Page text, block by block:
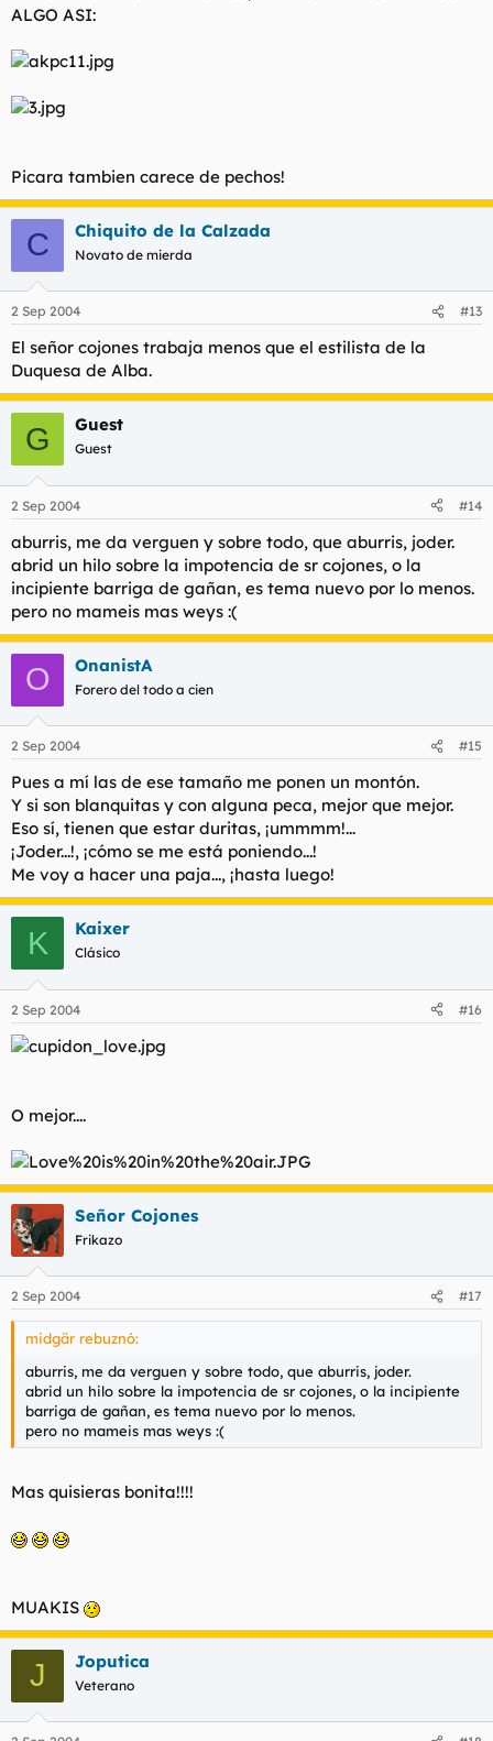
ALGO ASI:
Picara tambien carece de pechos!
C Chiquito de la Calzada
Novato de mierda
2 Sep 2004 #13
El señor cojones trabaja menos que el estilista de la
Duquesa de Alba.
G Guest
Guest
2 Sep 2004 #14
aburris, me da verguen y sobre todo, que aburris, joder.
abrid un hilo sobre la impotencia de sr cojones, o la
incipiente barriga de gañan, es tema nuevo por lo menos.
pero no mameis mas weys :(
O OnanistA
Forero del todo a cien
2 Sep 2004 #15
Pues a mí las de ese tamaño me ponen un montón.
Y si son blanquitas y con alguna peca, mejor que mejor.
Eso sí, tienen que estar duritas, ¡ummmm!...
¡Joder...!, ¡cómo se me está poniendo...!
Me voy a hacer una paja..., ¡hasta luego!
K Kaixer
Clásico
2 Sep 2004 #16
O mejor....
Señor Cojones
Frikazo
2 Sep 2004 #17
midgär rebuznó:
aburris, me da verguen y sobre todo, que aburris, joder.
abrid un hilo sobre la impotencia de sr cojones, o la incipiente
barriga de gañan, es tema nuevo por lo menos.
pero no mameis mas weys :(
Mas quisieras bonita!!!!
MUAKIS
J Joputica
Veterano